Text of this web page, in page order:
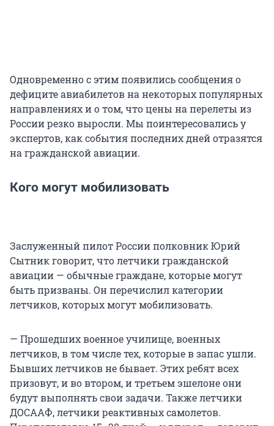
Одновременно с этим появились сообщения о
дефиците авиабилетов на некоторых популярных
направлениях и о том, что цены на перелеты из
России резко выросли. Мы поинтересовались у
экспертов, как события последних дней отразятся
на гражданской авиации.
Кого могут мобилизовать
Заслуженный пилот России полковник Юрий
Сытник говорит, что летчики гражданской
авиации — обычные граждане, которые могут
быть призваны. Он перечислил категории
летчиков, которых могут мобилизовать.
— Прошедших военное училище, военных
летчиков, в том числе тех, которые в запас ушли.
Бывших летчиков не бывает. Этих ребят всех
призовут, и во втором, и третьем эшелоне они
будут выполнять свои задачи. Также летчики
ДОСААФ, летчики реактивных самолетов.